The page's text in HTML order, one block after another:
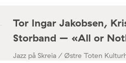
Tor Ingar Jakobsen,
Storband – «All or
Jazz på Skreia / Østre Toten